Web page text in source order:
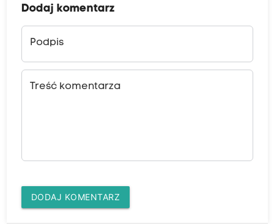
Dodaj komentarz
Podpis
Treść komentarza
DODAJ KOMENTARZ